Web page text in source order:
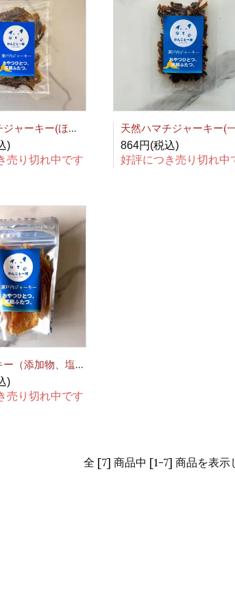
天然ハマチジャーキー(ほぐし)(添加物・塩分不使用)
)
売り切れ中です
864円(税込)
好評につき売り切れ中
鶏ジャーキー（添加物、塩分不使用）
)
売り切れ中です
全 [7] 商品中 [1-7] 商品を表示